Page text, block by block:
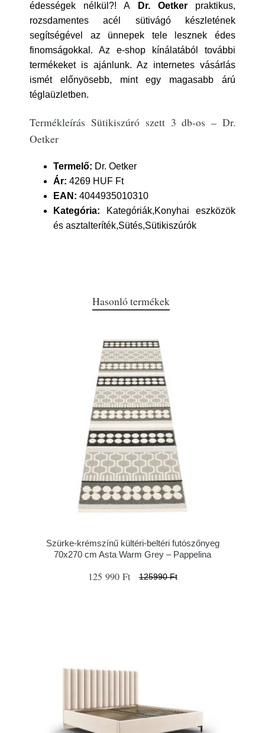
édességek nélkül?! A
Dr. Oetkerpraktikus,
rozsdamentes acél sütivágó készletének
segítségével az ünnepek tele lesznek édes
finomságokkal. Az e-shop kínálatából további
termékeket is ajánlunk. Az internetes vásárlás
ismét előnyösebb, mint egy magasabb árú
téglaüzletben.
Termékleírás Sütikiszúró szett 3 db-os – Dr.
Oetker
Termelő: Dr. Oetker
Ár: 4269 HUF Ft
EAN: 4044935010310
Kategória: Kategóriák,Konyhai eszközök
és asztalteríték,Sütés,Sütikiszúrók
Hasonló termékek
Szürke-krémszínű kültéri-beltéri futószőnyeg
70x270 cm Asta Warm Grey – Pappelina
125 990 Ft 125990 Ft